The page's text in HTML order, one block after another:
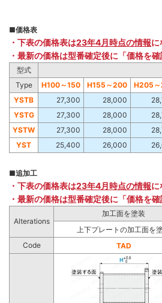
■価格表
・下表の価格表は23年4月時点の情報に
・最新の価格は型番確定後に「価格を
型式
Type
H100～150 H155～200 H205
YSTB
27,300 28,000
YSTG
27,300 28,000
YSTW
27,300 28,000
YST
25,400 26,000
■追加工
・下表の価格表は23年4月時点の情報に
・最新の価格は型番確定後に「価格を
Alterations
加工面を塗装
上下プレートの加工面を
Code
TAD